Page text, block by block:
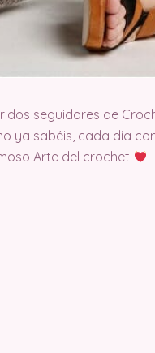
seguidores de
ya sabéis, cada día
Arte del crochet